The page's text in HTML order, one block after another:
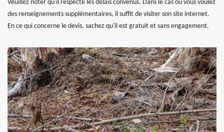
Veuillez noter qu'il respecte les délais convenus. Dans le cas où vous voulez
des renseignements supplémentaires, il suffit de visiter son site internet.
En ce qui concerne le devis, sachez qu'il est gratuit et sans engagement.